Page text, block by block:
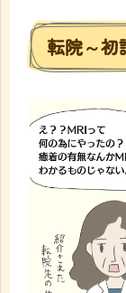
転院～初